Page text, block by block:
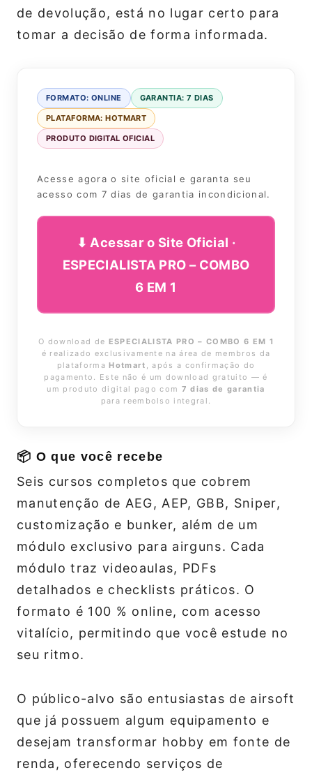
de devolução, está no lugar certo para
tomar a decisão de forma informada.
FORMATO: ONLINE GARANTIA: 7 DIAS
PLATAFORMA: HOTMART
PRODUTO DIGITAL OFICIAL
Acesse agora o site oficial e garanta seu
acesso com 7 dias de garantia incondicional.
⬇ Acessar o Site Oficial ·
ESPECIALISTA PRO – COMBO
6 EM 1
O download de ESPECIALISTA PRO – COMBO 6 EM 1
é realizado exclusivamente na área de membros da
plataformaHotmart , após a confirmação do
pagamento. Este não é um download gratuito — é
um produto digital pago com 7 dias de garantia
para reembolso integral.
📦 O que você recebe
Seis cursos completos que cobrem
manutenção de AEG, AEP, GBB, Sniper,
customização e bunker, além de um
módulo exclusivo para airguns. Cada
módulo traz videoaulas, PDFs
detalhados e checklists práticos. O
formato é 100 % online, com acesso
vitalício, permitindo que você estude no
seu ritmo.
O público-alvo são entusiastas de airsoft
que já possuem algum equipamento e
desejam transformar hobby em fonte de
renda, oferecendo serviços de